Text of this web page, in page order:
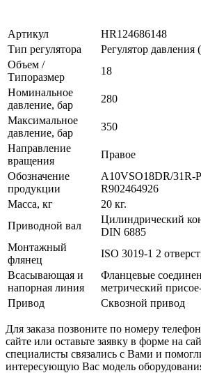
Артикул
HR124686148
Тип регулятора
Регулятор давления
Объем /
Типоразмер
18
Номинальное
давление, бар
280
Максимальное
давление, бар
350
Направление
вращения
Правое
Обозначение
продукции
A10VSO18DR/31R-
R902464926
Масса, кг
20 кг.
Приводной вал
Цилиндрический
DIN 6885
Монтажный
флянец
ISO 3019-1 2
Всасывающая и
напорная линия
Фланцевые
метрический
Привод
Сквозной привод
Для заказа позвоните по номеру
сайте или оставьте заявку в форме на
специалисты связались с Вами и
интересующую Вас модель